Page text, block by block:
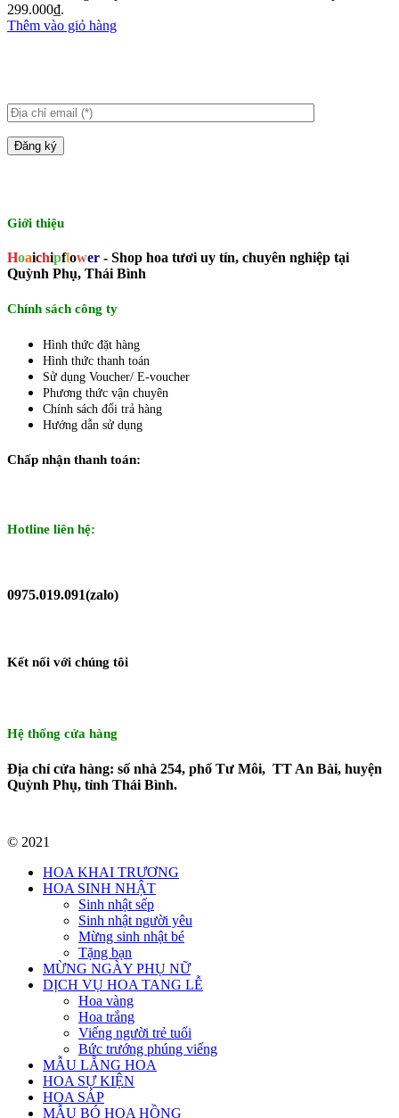
299.000₫.
Thêm vào giỏ hàng
Giới thiệu
Hoaichipflower - Shop hoa tươi uy tín, chuyên nghiệp tại
Quỳnh Phụ, Thái Bình
Chính sách công ty
Hình thức đặt hàng
Hình thức thanh toán
Sử dụng Voucher/ E-voucher
Phương thức vận chuyên
Chính sách đổi trả hàng
Hướng dẫn sử dụng
Chấp nhận thanh toán:
Hotline liên hệ:
0975.019.091(zalo)
Kết nối với chúng tôi
Hệ thống cửa hàng
Địa chỉ cửa hàng: số nhà 254, phố Tư Môi, TT An Bài, huyện
Quỳnh Phụ, tỉnh Thái Bình.
© 2021
HOA KHAI TRƯƠNG
HOA SINH NHẬT
Sinh nhật sếp
Sinh nhật người yêu
Mừng sinh nhật bé
Tặng bạn
MỪNG NGÀY PHỤ NỮ
DỊCH VỤ HOA TANG LỄ
Hoa vàng
Hoa trắng
Viếng người trẻ tuổi
Bức trướng phúng viếng
MẪU LẴNG HOA
HOA SỰ KIỆN
HOA SÁP
MẪU BÓ HOA HỒNG